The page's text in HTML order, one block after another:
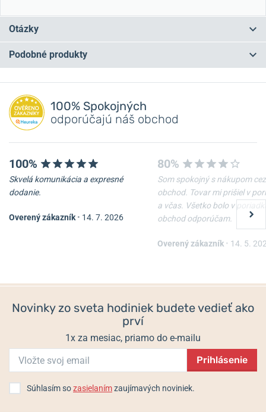
Otázky
Máte otázku? Zanechajte nám komentár
Pridať dotaz
Podobné produkty
Naťahovač Heisse & Söhne
Naťahovač Heisse & Söhne
Rome 8 70019-231.19
100% Spokojných
odporúčajú náš obchod
100%
Skvelá komunikácia a expresné
dodanie.
Overený zákazník • 14. 7. 2026
80%
Som spokojný s nákupom cez
obchod. Tovar mi prišiel v
a včas. Všetko bolo v
obchod odporúčam.
Overený zákazník • 14. 5.
Novinky zo sveta hodiniek budete vedieť ako
prví
1x za mesiac, priamo do e-mailu
Prihlásenie
Súhlasím sozasielanímzaujímavých noviniek.